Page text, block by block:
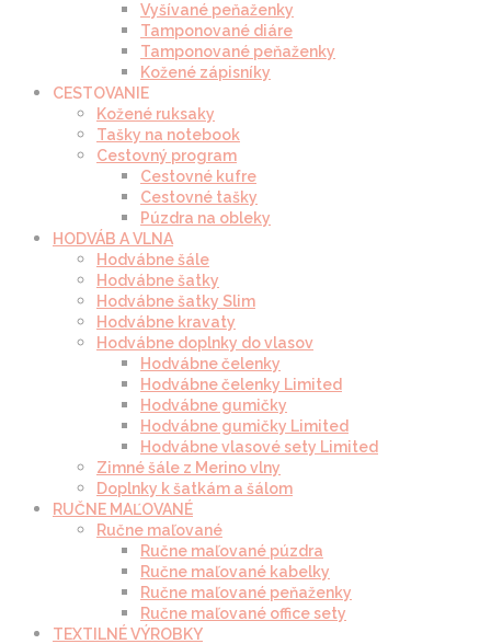
Vyšívané peňaženky
Tamponované diáre
Tamponované peňaženky
Kožené zápisníky
CESTOVANIE
Kožené ruksaky
Tašky na notebook
Cestovný program
Cestovné kufre
Cestovné tašky
Púzdra na obleky
HODVÁB A VLNA
Hodvábne šále
Hodvábne šatky
Hodvábne šatky Slim
Hodvábne kravaty
Hodvábne doplnky do vlasov
Hodvábne čelenky
Hodvábne čelenky Limited
Hodvábne gumičky
Hodvábne gumičky Limited
Hodvábne vlasové sety Limited
Zimné šále z Merino vlny
Doplnky k šatkám a šálom
RUČNE MAĽOVANÉ
Ručne maľované
Ručne maľované púzdra
Ručne maľované kabelky
Ručne maľované peňaženky
Ručne maľované office sety
TEXTILNÉ VÝROBKY